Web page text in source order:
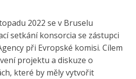
2022 se v Bruselu
setkání konsorcia se zástupci
při Evropské komisi. Cílem
projektu a diskuze o
které by měly vytvořit